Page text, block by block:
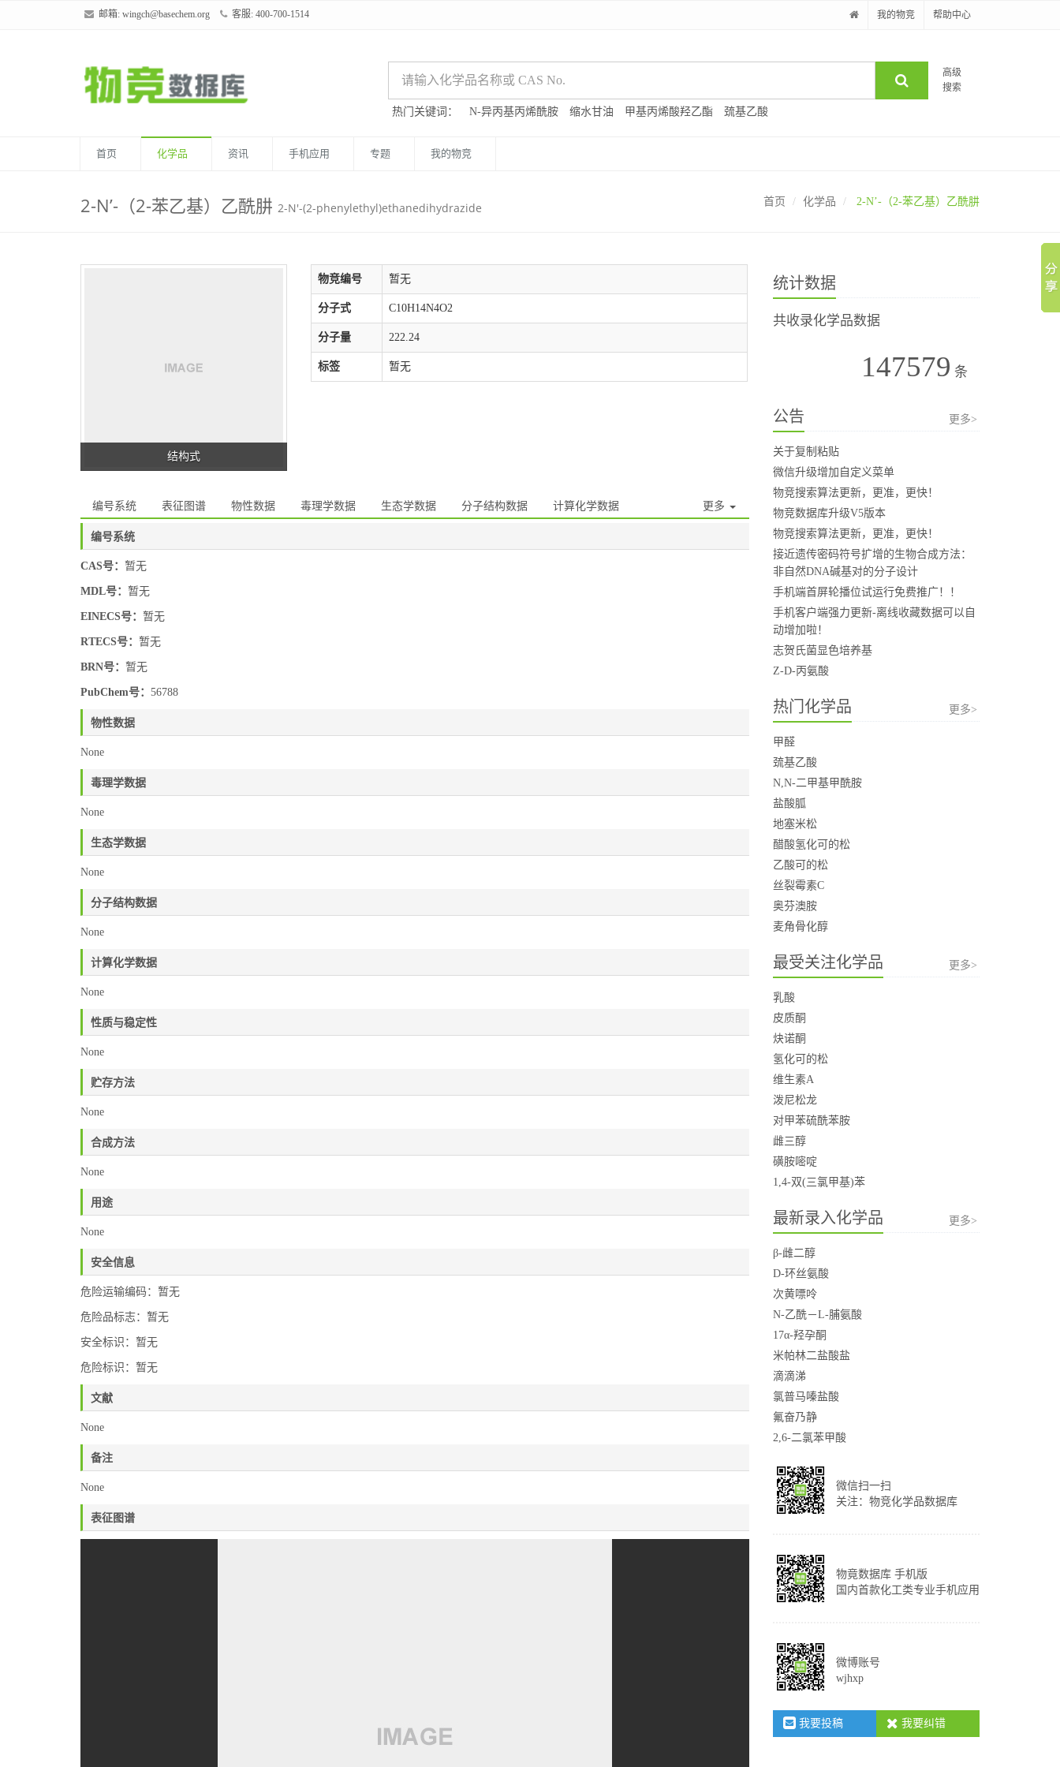
邮箱: wingch@basechem.org 客服: 400-700-1514 我的物竞 帮助中心
高级
搜索
热门关键词： N-异丙基丙烯酰胺 缩水甘油 甲基丙烯酸羟乙酯 巯基乙酸
首页 化学品 资讯 手机应用 专题 我的物竞
2-N’-（2-苯乙基）乙酰肼 2-N'-(2-phenylethyl)ethanedihydrazide 首页 化学品 2-N’-（2-苯乙基）乙酰肼
结构式
物竞编号 暂无
分子式 C10H14N4O2
分子量 222.24
标签 暂无
编号系统 表征图谱 物性数据 毒理学数据 生态学数据 分子结构数据 计算化学数据 更多
编号系统
CAS号： 暂无
MDL号： 暂无
EINECS号： 暂无
RTECS号： 暂无
BRN号： 暂无
PubChem号： 56788
物性数据
None
毒理学数据
None
生态学数据
None
分子结构数据
None
计算化学数据
None
性质与稳定性
None
贮存方法
None
合成方法
None
用途
None
安全信息
危险运输编码：暂无
危险品标志：暂无
安全标识：暂无
危险标识：暂无
文献
None
备注
None
表征图谱
统计数据
共收录化学品数据
147579 条
公告 更多>
关于复制粘贴
微信升级增加自定义菜单
物竞搜索算法更新，更准，更快！
物竞数据库升级V5版本
物竞搜索算法更新，更准，更快！
接近遗传密码符号扩增的生物合成方法：
非自然DNA碱基对的分子设计
手机端首屏轮播位试运行免费推广！！
手机客户端强力更新-离线收藏数据可以自
动增加啦！
志贺氏菌显色培养基
Z-D-丙氨酸
热门化学品 更多>
甲醛
巯基乙酸
N,N-二甲基甲酰胺
盐酸胍
地塞米松
醋酸氢化可的松
乙酸可的松
丝裂霉素C
奥芬澳胺
麦角骨化醇
最受关注化学品 更多>
乳酸
皮质酮
炔诺酮
氢化可的松
维生素A
泼尼松龙
对甲苯硫酰苯胺
雌三醇
磺胺嘧啶
1,4-双(三氯甲基)苯
最新录入化学品 更多>
β-雌二醇
D-环丝氨酸
次黄嘌呤
N-乙酰－L-脯氨酸
17α-羟孕酮
米帕林二盐酸盐
滴滴涕
氯普马嗪盐酸
氟奋乃静
2,6-二氯苯甲酸
微信扫一扫
关注：物竞化学品数据库
物竟数据库 手机版
国内首款化工类专业手机应用
微博账号
wjhxp
我要投稿 我要纠错